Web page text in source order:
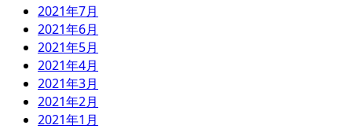
2021年7月
2021年6月
2021年5月
2021年4月
2021年3月
2021年2月
2021年1月